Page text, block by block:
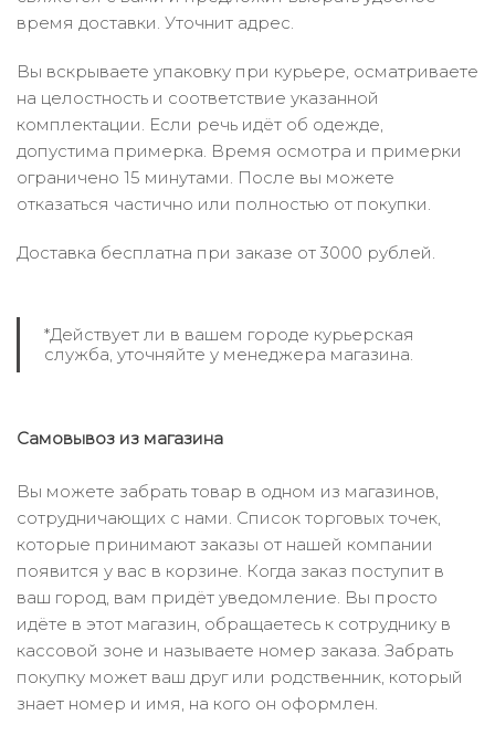
время доставки. Уточнит адрес.
Вы вскрываете упаковку при курьере, осматриваете
на целостность и соответствие указанной
комплектации. Если речь идёт об одежде,
допустима примерка. Время осмотра и примерки
ограничено 15 минутами. После вы можете
отказаться частично или полностью от покупки.
Доставка бесплатна при заказе от 3000 рублей.
*Действует ли в вашем городе курьерская
служба, уточняйте у менеджера магазина.
Самовывоз из магазина
Вы можете забрать товар в одном из магазинов,
сотрудничающих с нами. Список торговых точек,
которые принимают заказы от нашей компании
появится у вас в корзине. Когда заказ поступит в
ваш город, вам придёт уведомление. Вы просто
идёте в этот магазин, обращаетесь к сотруднику в
кассовой зоне и называете номер заказа. Забрать
покупку может ваш друг или родственник, который
знает номер и имя, на кого он оформлен.